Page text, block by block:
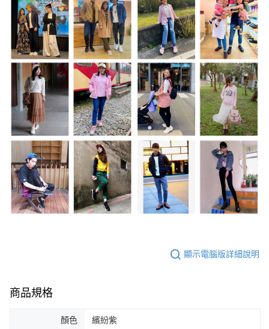
顯示電腦版詳細說明
商品規格
顏色 繽紛紫